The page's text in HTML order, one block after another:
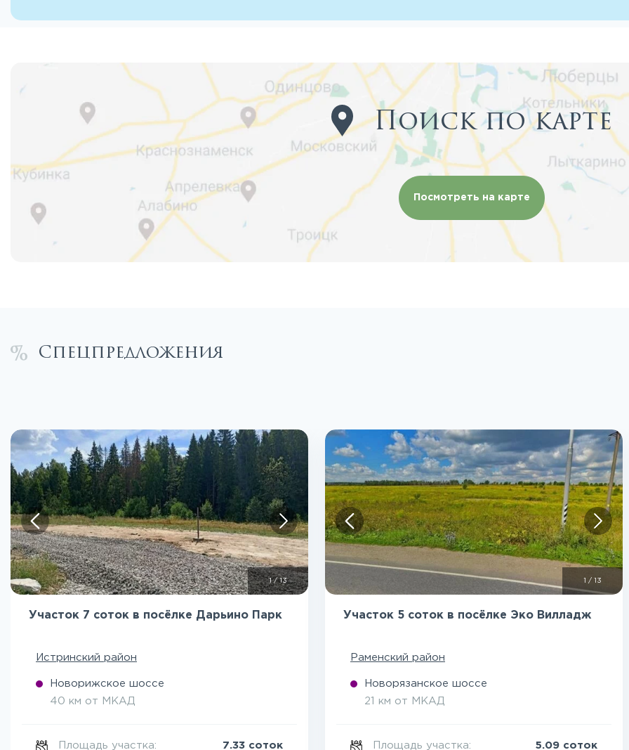
Поиск по карте
Посмотреть на карте
Спецпредложения
1/13
Участок 7 соток в посёлке Дарьино Парк
Истринский район
Новорижское шоссе
40 км от МКАД
Площадь участка: 7.33 соток
/ 13
Участок 5 соток в посёлке Эко Вилладж
Раменский район
Новорязанское шоссе
21 км от МКАД
Площадь участка: 5.09 соток